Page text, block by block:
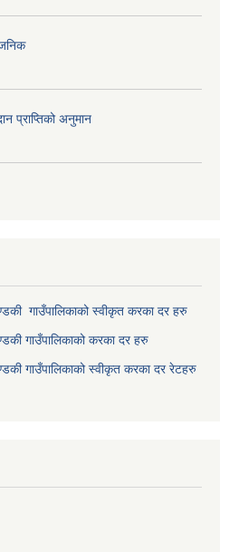
प्राप्तिको अनुमान
गाउँपालिकाको स्वीकृत करका दर हरु
गाउँपालिकाको करका दर हरु
गाउँपालिकाको स्वीकृत करका दर रेटहरु